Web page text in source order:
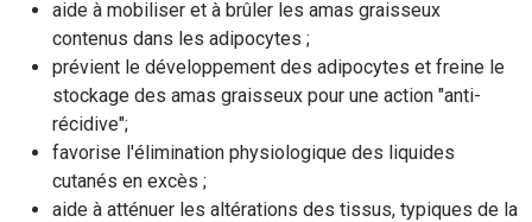
aide à mobiliser et à brûler les amas graisseux
contenus dans les adipocytes ;
prévient le développement des adipocytes et freine le
stockage des amas graisseux pour une action "anti-
récidive";
favorise l'élimination physiologique des liquides
cutanés en excès ;
aide à atténuer les altérations des tissus, typiques de la